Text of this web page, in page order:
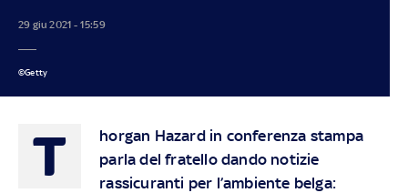
29 giu 2021 - 15:59
©Getty
T
horgan Hazard in conferenza stampa
parla del fratello dando notizie
rassicuranti per l’ambiente belga: